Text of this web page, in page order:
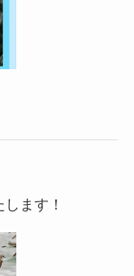
ます！